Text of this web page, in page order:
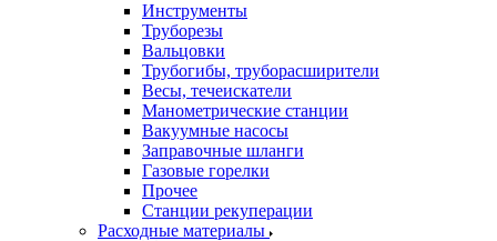
Инструменты
Труборезы
Вальцовки
Трубогибы, труборасширители
Весы, течеискатели
Манометрические станции
Вакуумные насосы
Заправочные шланги
Газовые горелки
Прочее
Станции рекуперации
Расходные материалы